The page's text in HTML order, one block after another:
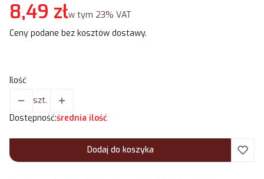
Cena
8,49 złw tym 23% VAT
w tym 23% VAT
Ceny podane bez kosztów dostawy.
Ilość
szt.
Dostępność:średnia ilość
Dodaj do koszyka